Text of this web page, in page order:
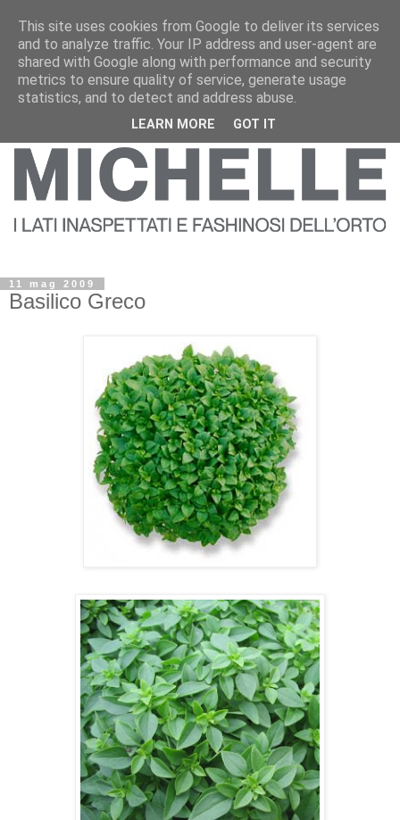
11 mag 2009
Basilico Greco
This site uses cookies from Google to deliver its services
and to analyze traffic. Your IP address and user-agent are
shared with Google along with performance and security
metrics to ensure quality of service, generate usage
statistics, and to detect and address abuse.
LEARN MORE GOT IT